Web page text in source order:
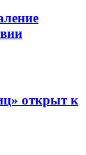
открыт к